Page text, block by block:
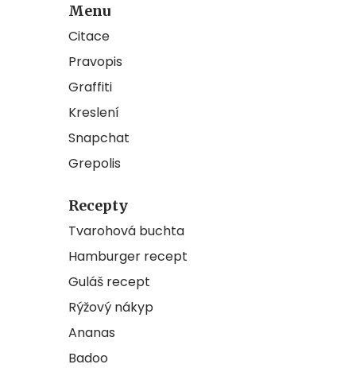
Menu
Citace
Pravopis
Graffiti
Kreslení
Snapchat
Grepolis
Recepty
Tvarohová buchta
Hamburger recept
Guláš recept
Rýžový nákyp
Ananas
Badoo